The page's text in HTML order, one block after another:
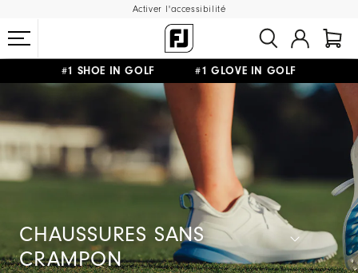
Activer l'accessibilité
#1 SHOE IN GOLF #1 GLOVE IN GOLF
LIVRAISON OFFERTEDÈS 99€+ RETOUR GRATUIT
CHAUSSURES SANS
CRAMPON